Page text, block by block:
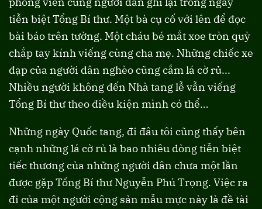
tiễn biệt Tổng Bí thư. Một bà cụ cố với lên để đọc
bài báo trên tường. Một cháu bé mắt xoe tròn quỳ
chắp tay kính viếng cùng cha mẹ. Những chiếc xe
đạp của người dân nghèo cũng cắm lá cờ rủ...
Nhiều người không đến Nhà tang lễ vẫn viếng
Tổng Bí thư theo điều kiện mình có thể…
Những ngày Quốc tang, đi đâu tôi cũng thấy bên
cạnh những lá cờ rủ là bao nhiêu dòng tiễn biệt
tiếc thương của những người dân chưa một lần
được gặp Tổng Bí thư Nguyễn Phú Trọng. Việc ra
đi của một người cộng sản mẫu mực này là đề tài